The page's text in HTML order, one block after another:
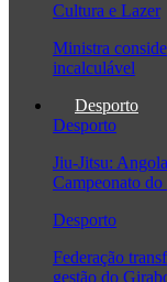
Cultura e Lazer
Ministra
incalculável
Desporto
Desporto
Jiu-Jitsu:
Campeonato
Desporto
Federação
gestão do